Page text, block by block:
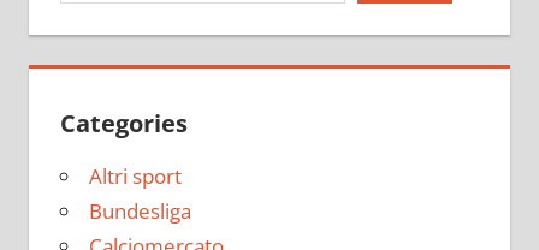
Categories
Altri sport
Bundesliga